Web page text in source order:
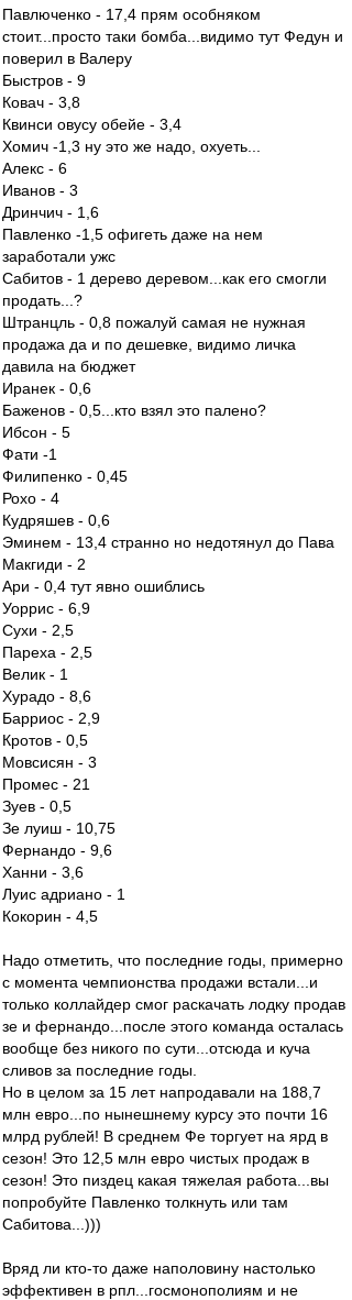
Павлюченко - 17,4 прям особняком
стоит...просто таки бомба...видимо тут Федун и
поверил в Валеру
Быстров - 9
Ковач - 3,8
Квинси овусу обейе - 3,4
Хомич -1,3 ну это же надо, охуеть...
Алекс - 6
Иванов - 3
Дринчич - 1,6
Павленко -1,5 офигеть даже на нем
заработали ужс
Сабитов - 1 дерево деревом...как его смогли
продать...?
Штранцль - 0,8 пожалуй самая не нужная
продажа да и по дешевке, видимо личка
давила на бюджет
Иранек - 0,6
Баженов - 0,5...кто взял это палено?
Ибсон - 5
Фати -1
Филипенко - 0,45
Рохо - 4
Кудряшев - 0,6
Эминем - 13,4 странно но недотянул до Пава
Макгиди - 2
Ари - 0,4 тут явно ошиблись
Уоррис - 6,9
Сухи - 2,5
Пареха - 2,5
Велик - 1
Хурадо - 8,6
Барриос - 2,9
Кротов - 0,5
Мовсисян - 3
Промес - 21
Зуев - 0,5
Зе луиш - 10,75
Фернандо - 9,6
Ханни - 3,6
Луис адриано - 1
Кокорин - 4,5
Надо отметить, что последние годы, примерно
с момента чемпионства продажи встали...и
только коллайдер смог раскачать лодку продав
зе и фернандо...после этого команда осталась
вообще без никого по сути...отсюда и куча
сливов за последние годы.
Но в целом за 15 лет напродавали на 188,7
млн евро...по нынешнему курсу это почти 16
млрд рублей! В среднем Фе торгует на ярд в
сезон! Это 12,5 млн евро чистых продаж в
сезон! Это пиздец какая тяжелая работа...вы
попробуйте Павленко толкнуть или там
Сабитова...)))
Вряд ли кто-то даже наполовину настолько
эффективен в рпл...госмонополиям и не